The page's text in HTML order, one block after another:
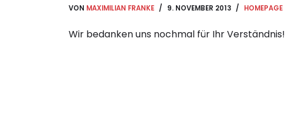
VON MAXIMILIAN FRANKE 9. NOVEMBER 2013 HOMEPAGE
Wir bedanken uns nochmal für Ihr Verständnis!